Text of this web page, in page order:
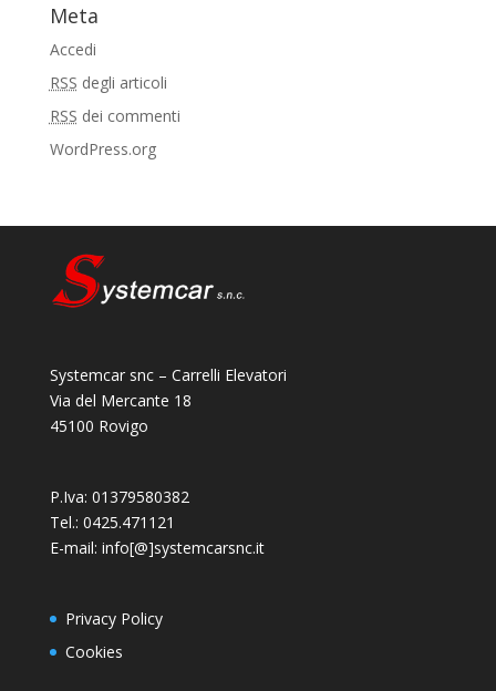
Meta
Accedi
RSS degli articoli
RSS dei commenti
WordPress.org
Systemcar snc – Carrelli Elevatori
Via del Mercante 18
45100 Rovigo
P.Iva: 01379580382
Tel.: 0425.471121
E-mail: info[@]systemcarsnc.it
Privacy Policy
Cookies